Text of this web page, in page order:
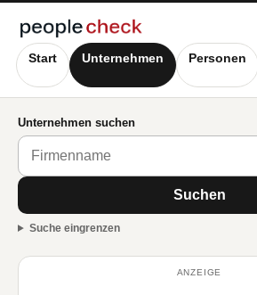
Start Unternehmen Personen
Unternehmen suchen
Suchen
Suche eingrenzen
ANZEIGE